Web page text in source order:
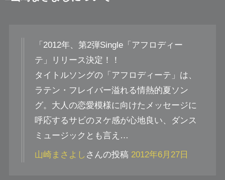
「2012年、第2弾Single「アフロディー
テ」リリース決定！！
タイトルソングの「アフロディーテ」は、
ラテン・フレイバー溢れる情熱的夏ソン
グ。大人の恋愛模様に向けたメッセージに
呼応するサビのヌケ感が心地良い、ダンス
ミュージックとも言え…
山崎まさよし さんの投稿 2012年6月27日